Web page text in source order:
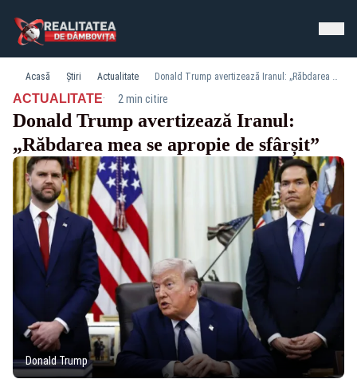
Acasă Știri Actualitate Donald Trump avertizează Iranul: „Răbdarea mea se apropie de sfârșit”
ACTUALITATE· 2 min citire
Donald Trump avertizează Iranul:
„Răbdarea mea se apropie de sfârșit”
Donald Trump